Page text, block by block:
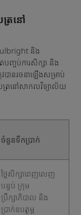
ត្រនៅ
និង
ញ្ចប់ការសិក្សា និង
ានរចនាឡើងសម្រាប់
ាបត្រនៅសាកលវិទ្យាល័យ
​ចំនួនទឹកប្រាក់
ថ្លៃសិក្សាពេញលេញ
បន្ទប់ ក្រុម
ប្រឹក្សាភិបាល និង
ប្រាក់ឧបត្ថម្ភ